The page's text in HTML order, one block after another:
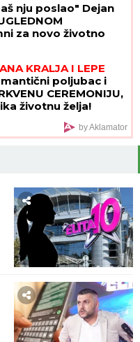
nju poslao" Dejan
za novo životno
KRALJA I LEPE
poljubac i
CEREMONIJU,
životnu želja!
by Aklamator